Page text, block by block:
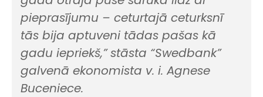
pieprasījumu – ceturtajā ceturksnī
tās bija aptuveni tādas pašas kā
gadu iepriekš,”stāsta “Swedbank”
galvenā ekonomista v. i. Agnese
Buceniece.